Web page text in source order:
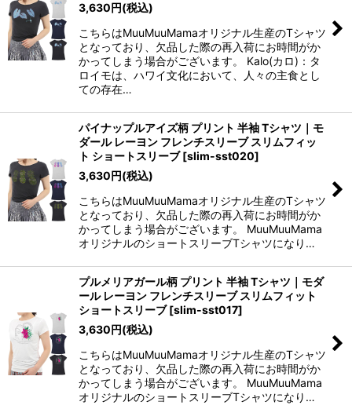
3,630円(税込)
こちらはMuuMuuMamaオリジナル生産のTシャツ
となっており、欠品した際の再入荷にお時間がか
かってしまう場合がございます。 Kalo(カロ)：タ
ロイモは、ハワイ文化において、人々の主食とし
ての存在…
パイナップルアイズ柄 プリント 半袖 Tシャツ｜モ
ダール レーヨン フレンチスリーブ スリムフィッ
ト ショートスリーブ [slim-sst020]
3,630円(税込)
こちらはMuuMuuMamaオリジナル生産のTシャツ
となっており、欠品した際の再入荷にお時間がか
かってしまう場合がございます。 MuuMuuMama
オリジナルのショートスリーブTシャツになり…
プルメリアガール柄 プリント 半袖 Tシャツ｜モダ
ール レーヨン フレンチスリーブ スリムフィット
ショートスリーブ [slim-sst017]
3,630円(税込)
こちらはMuuMuuMamaオリジナル生産のTシャツ
となっており、欠品した際の再入荷にお時間がか
かってしまう場合がございます。 MuuMuuMama
オリジナルのショートスリーブTシャツになり…